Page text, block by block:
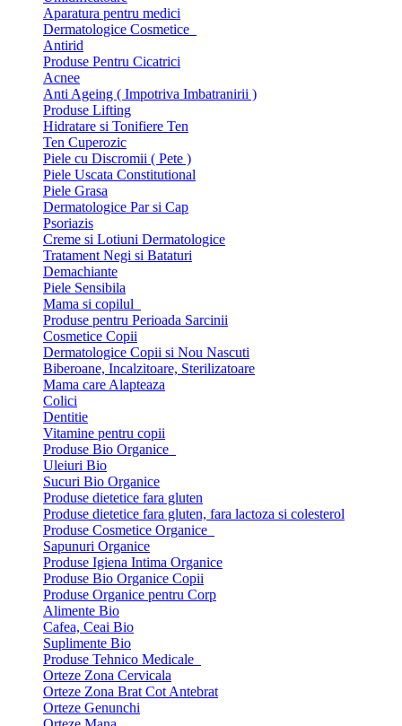
Aparatura pentru medici
Dermatologice Cosmetice
Antirid
Produse Pentru Cicatrici
Acnee
Anti Ageing ( Impotriva Imbatranirii )
Produse Lifting
Hidratare si Tonifiere Ten
Ten Cuperozic
Piele cu Discromii ( Pete )
Piele Uscata Constitutional
Piele Grasa
Dermatologice Par si Cap
Psoriazis
Creme si Lotiuni Dermatologice
Tratament Negi si Bataturi
Demachiante
Piele Sensibila
Mama si copilul
Produse pentru Perioada Sarcinii
Cosmetice Copii
Dermatologice Copii si Nou Nascuti
Biberoane, Incalzitoare, Sterilizatoare
Mama care Alapteaza
Colici
Dentitie
Vitamine pentru copii
Produse Bio Organice
Uleiuri Bio
Sucuri Bio Organice
Produse dietetice fara gluten
Produse dietetice fara gluten, fara lactoza si colesterol
Produse Cosmetice Organice
Sapunuri Organice
Produse Igiena Intima Organice
Produse Bio Organice Copii
Produse Organice pentru Corp
Alimente Bio
Cafea, Ceai Bio
Suplimente Bio
Produse Tehnico Medicale
Orteze Zona Cervicala
Orteze Zona Brat Cot Antebrat
Orteze Genunchi